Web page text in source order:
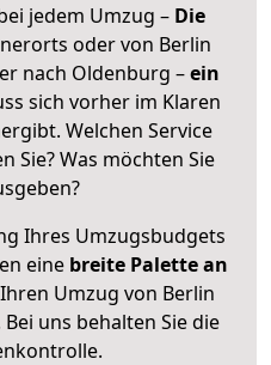
jedem Umzug – Die
oder von Berlin
nach Oldenburg –ein
sich vorher im Klaren
Welchen Service
Sie? Was möchten Sie
Ihres Umzugsbudgets
eine breite Palette an
Umzug von Berlin
uns behalten Sie die